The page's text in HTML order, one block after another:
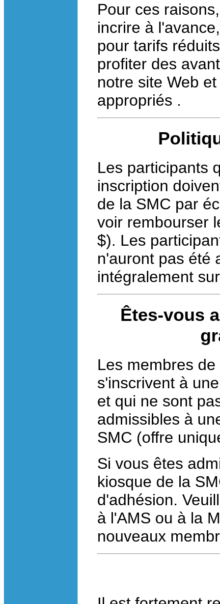
Pour ces
incrire à
pour tarifs
profiter des
notre site Web
appropriés .
Les participants
inscription
de la SMC par
voir rembourser
$). Les
n'auront pas été
intégralement
Êtes-vous
Les membres
s'inscrivent à
et qui ne sont
admissibles à
SMC (offre
Si vous êtes
kiosque de la
d'adhésion.
à l'AMS ou à la
nouveaux